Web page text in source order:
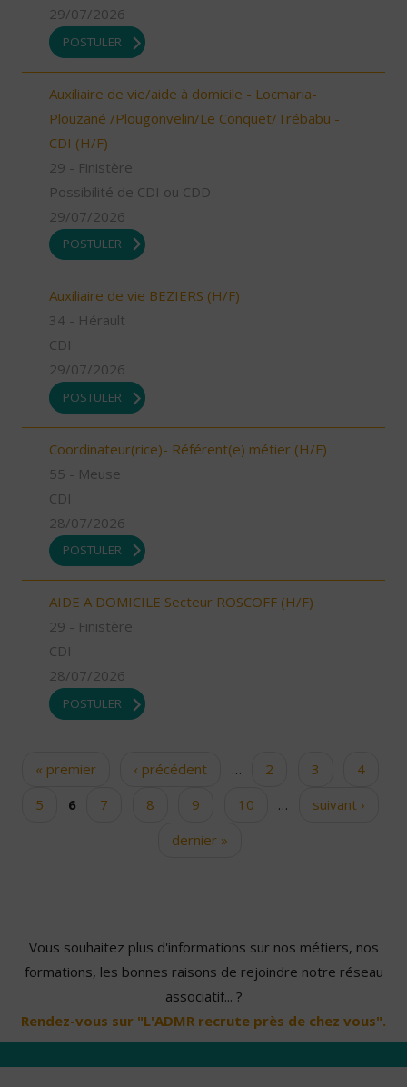
29/07/2026
POSTULER
Auxiliaire de vie/aide à domicile - Locmaria-
Plouzané /Plougonvelin/Le Conquet/Trébabu -
CDI (H/F)
29 - Finistère
Possibilité de CDI ou CDD
29/07/2026
POSTULER
Auxiliaire de vie BEZIERS (H/F)
34 - Hérault
CDI
29/07/2026
POSTULER
Coordinateur(rice)- Référent(e) métier (H/F)
55 - Meuse
CDI
28/07/2026
POSTULER
AIDE A DOMICILE Secteur ROSCOFF (H/F)
29 - Finistère
CDI
28/07/2026
POSTULER
Pages« premier ‹ précédent … 2 3
4
5
6 7 8 9 10 …
suivant ›
dernier »
Vous souhaitez plus d'informations sur nos métiers, nos
formations, les bonnes raisons de rejoindre notre réseau
associatif... ?
Rendez-vous sur "L'ADMR recrute près de chez vous".